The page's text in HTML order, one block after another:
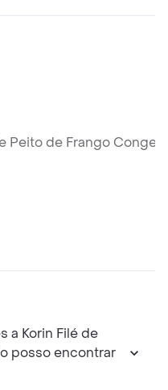
Peito de Frango
a Korin Filé de
posso encontrar